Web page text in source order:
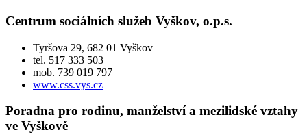
Centrum sociálních služeb Vyškov, o.p.s.
Tyršova 29, 682 01 Vyškov
tel. 517 333 503
mob. 739 019 797
www.css.vys.cz
Poradna pro rodinu, manželství a mezilidské vztahy
ve Vyškově